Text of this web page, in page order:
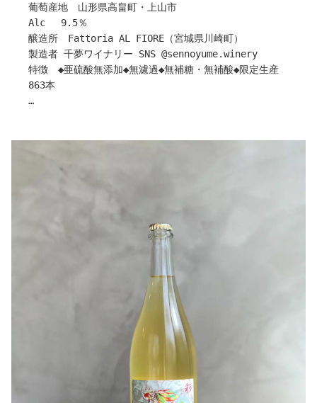
萄を栽培している農家さんの葡萄を使用し、醸造を行って
います。
〇醸造について
アンフォラにて約３週間の醸しにより、デラウェア特有の
フレーバーと、丸みを持った果実感を引き出しました。
抜栓してからも数日間の味の変化が楽しめます。
葡萄産地 山形県高畠町・上山市
Alc 9.5％
醸造所 Fattoria AL FIORE（宮城県川崎町）
製造者 千夢ワイナリー SNS @sennoyume.winery
特徴 ◆亜硫酸無添加◆無濾過◆無補糖・無補酸◆限定生産
863本
や根菜の甘みとよく馴染むため、鶏肉のクミン焼きや、レ
ンコンのきんぴらなどと合わせるのがおすすめです。
温度を上げてまったりと楽しむのも魅力的な一本です。
〇【造り手紹介】千夢ワイナリー
千夢ワイナリーさんは宮城県石巻市にて2024年のワイナリ
ー設立を目指し、2021年から宮城県のFattoria AL
FIOREさんで委託醸造をされています。
醸造家であり代表の吉田さんは、様々な視点から生活の豊